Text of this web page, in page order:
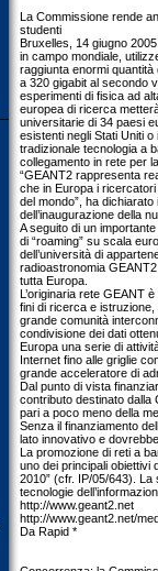
La Commissione rende
studenti
Bruxelles, 14 giugno
in campo mondiale,
raggiunta enormi
a 320 gigabit al secondo
esperimenti di fisica ad
europea di ricerca
universitarie di 34 paesi
esistenti negli Stati Uniti
tradizionale tecnologia a
collegamento in rete per
“GEANT2 rappresenta
che in Europa i
del mondo”, ha
dell’inaugurazione della
A seguito di un
di “roaming” su scala
dell’università di
radioastronomia
tutta Europa.
L’originaria rete GEANT
fini di ricerca e
grande comunità
condivisione dei dati
Europa una serie di
Internet fino alle griglie
grande acceleratore di
Dal punto di vista
contributo destinato dalla
pari a poco meno della
Senza il finanziamento
lato innovativo e
La promozione di reti a
uno dei principali obiettivi
2010” (cfr. IP/05/643).
tecnologie
http://www.geant2.net
http://www.geant2.net/
Da Rapid *